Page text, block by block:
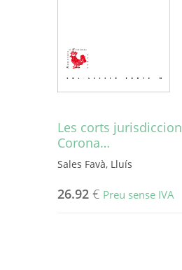
Les corts
Corona…
Sales Favà, Lluís
26.92 € Preu sense IVA